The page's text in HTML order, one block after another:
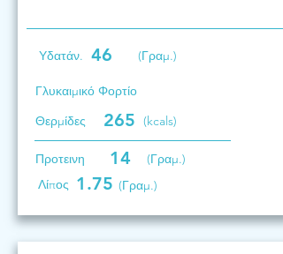
Υδατάν. 46 (Γραμ.)
Γλυκαιμικό Φορτίο
Θερμίδες
265 (kcals)
Προτεινη 14
(Γραμ.)
Λίπος 1.75 (Γραμ.)